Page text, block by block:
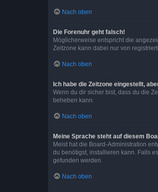
Nach oben
Die Forenuhr geht falsch!
Möglicherweise entspricht die
Zeitzone kann dabei nur von
Nach oben
Ich habe die Zeitzone eingestellt,
Wenn du dir sicher bist, dass du die
beheben kann.
Nach oben
Meine Sprache steht auf diesem
Meist hat die Board-Administration
du benötigst, installieren kann. Falls
gefunden werden.
Nach oben